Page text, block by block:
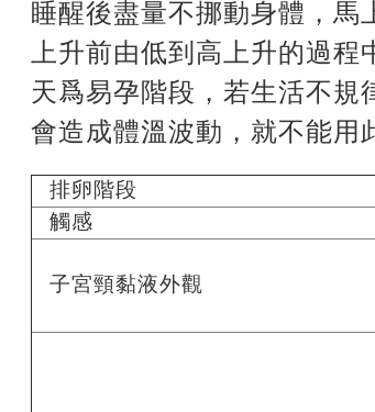
睡醒後盡量不挪動身體，馬
上升前由低到高上升的過
天爲易孕階段，若生活不規
會造成體溫波動，就不能用
排卵階段
觸感
子宮頸黏液外觀